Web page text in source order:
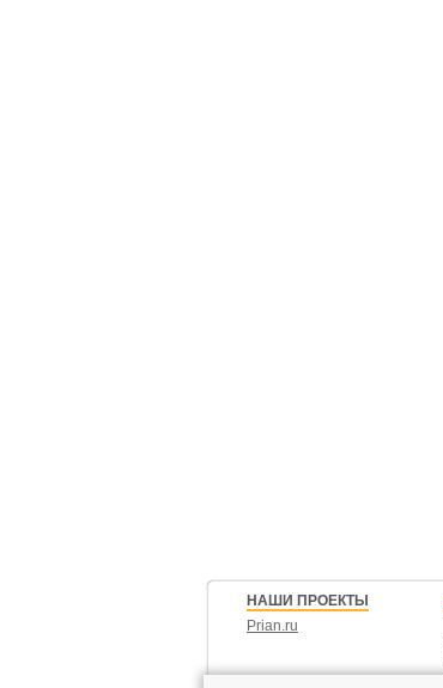
НАШИ ПРОЕКТЫ
Prian.ru